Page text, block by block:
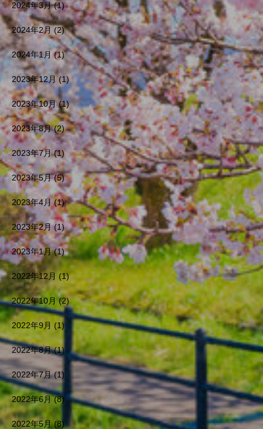
2024年3月(1)
2024年2月 (2)
2024年1月 (1)
2023年12月(1)
2023年10月(1)
2023年8月(2)
2023年7月(1)
2023年5月(5)
2023年4月(1)
2023年2月(1)
2023年1月(1)
2022年12月 (1)
2022年10月 (2)
2022年9月 (1)
2022年8月(1)
2022年7月(1)
2022年6月(8)
2022年5月(8)